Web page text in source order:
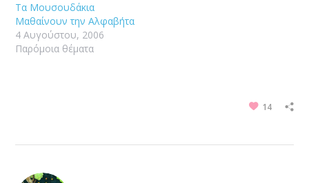
Τα Μουσουδάκια
Μαθαίνουν την Αλφαβήτα
4 Αυγούστου, 2006
Παρόμοια θέματα
14